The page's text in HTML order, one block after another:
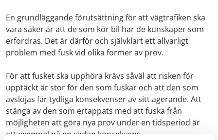
En grundläggande förutsättning för att vägtrafiken ska
vara säker är att de som kör bil har de kunskaper som
erfordras. Det är därför och självklart ett allvarligt
problem med fusk vid olika former av prov.
För att fusket ska upphöra krävs såväl att risken för
upptäckt är stor för den som fuskar och att den som
avslöjas får tydliga konsekvenser av sitt agerande. Att
stänga av den som ertappats med att fuska från
möjligheten att göra nya prov under en tidsperiod är
ett exempel på en sådan konsekvens.